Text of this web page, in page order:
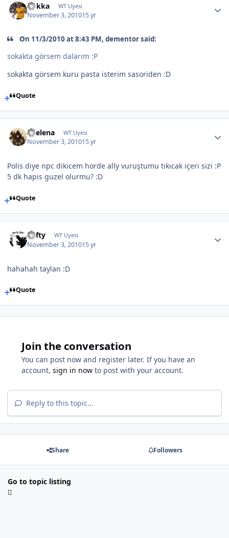
Rokka WT Uyesi
November 3, 201015 yr
On 11/3/2010 at 8:43 PM, dementor said:
sokakta görsem dalarım :P
sokakta görsem kuru pasta isterim sasoriden :D
Quote
Kaelena WT Uyesi
November 3, 201015 yr
Polis diye npc dikicem horde ally vuruştumu tıkıcak içeri sizi :P
5 dk hapis guzel olurmu? :D
Quote
Lofty WT Uyesi
November 3, 201015 yr
hahahah taylan :D
Quote
Join the conversation
You can post now and register later. If you have an
account, sign in now to post with your account.
Reply to this topic...
Share Followers
Go to topic listing